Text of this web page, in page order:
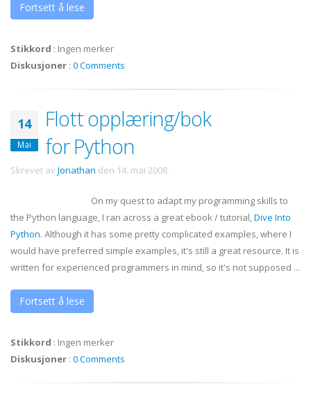
Fortsett å lese
Stikkord : Ingen merker
Diskusjoner : 0 Comments
14
Mai
Flott opplæring/bok
for Python
Skrevet av Jonathan den 14. mai 2008 .
On my quest to adapt my programming skills to
the Python language, I ran across a great ebook/ tutorial,Dive Into
Python. Although it has some pretty complicated examples, where I
would have preferred simple examples, it's still a great resource. It is
written for experienced programmers in mind, so it's not supposed ...
Fortsett å lese
Stikkord : Ingen merker
Diskusjoner : 0 Comments